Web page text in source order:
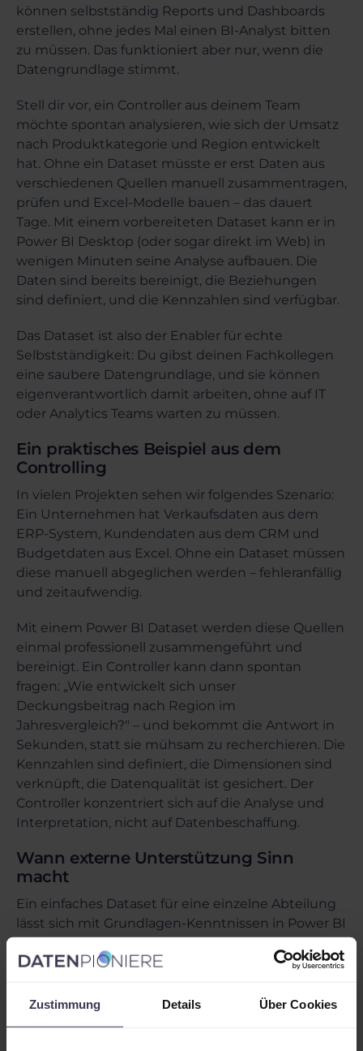
Zustimmung Details Über Cookies
können selbstständig Reports und Dashboards
erstellen, ohne jedes Mal einen BI-Analyst bitten
zu müssen. Das funktioniert aber nur, wenn die
Datengrundlage stimmt.
Stell dir vor, ein Controller aus deinem Team
möchte spontan analysieren, wie sich der Umsatz
nach Produktkategorie und Region entwickelt
hat. Ohne ein Dataset müsste er erst Daten aus
verschiedenen Quellen manuell zusammentragen,
prüfen und Excel-Modelle bauen – das dauert
Tage. Mit einem vorbereiteten Dataset kann er in
Power BI Desktop (oder sogar direkt im Web) in
wenigen Minuten seine Analyse aufbauen. Die
Daten sind bereits bereinigt, die Beziehungen
sind definiert, und die Kennzahlen sind verfügbar.
Das Dataset ist also der Enabler für echte
Selbstständigkeit: Du gibst deinen Fachkollegen
eine saubere Datengrundlage, und sie können
eigenverantwortlich damit arbeiten, ohne auf IT
oder Analytics Teams warten zu müssen.
Ein praktisches Beispiel aus dem
Controlling
In vielen Projekten sehen wir folgendes Szenario:
Ein Unternehmen hat Verkaufsdaten aus dem
ERP-System, Kundendaten aus dem CRM und
Budgetdaten aus Excel. Ohne ein Dataset müssen
diese manuell abgeglichen werden – fehleranfällig
und zeitaufwendig.
Mit einem Power BI Dataset werden diese Quellen
einmal professionell zusammengeführt und
bereinigt. Ein Controller kann dann spontan
fragen: „Wie entwickelt sich unser
Deckungsbeitrag nach Region im
Jahresvergleich?" – und bekommt die Antwort in
Sekunden, statt sie mühsam zu recherchieren. Die
Kennzahlen sind definiert, die Dimensionen sind
verknüpft, die Datenqualität ist gesichert. Der
Controller konzentriert sich auf die Analyse und
Interpretation, nicht auf Datenbeschaffung.
Wann externe Unterstützung Sinn
macht
Ein einfaches Dataset für eine einzelne Abteilung
lässt sich mit Grundlagen-Kenntnissen in Power BI
auch selbst aufbauen. Allerdings wird es komplex,
sobald mehrere Datenquellen
Fachanwender verschiedene Perspektiven